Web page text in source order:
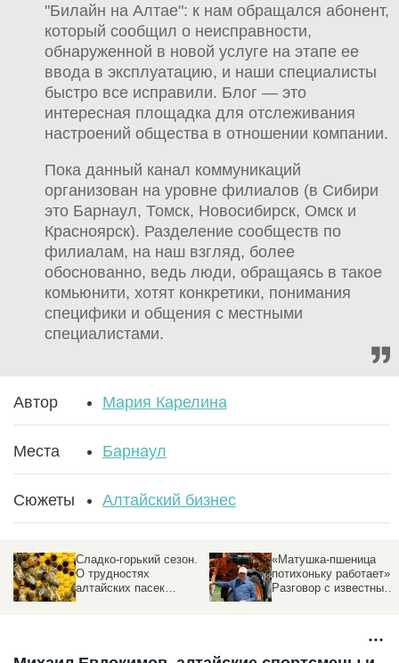
"Билайн на Алтае": к нам обращался абонент,
который сообщил о неисправности,
обнаруженной в новой услуге на этапе ее
ввода в эксплуатацию, и наши специалисты
быстро все исправили. Блог — это
интересная площадка для отслеживания
настроений общества в отношении компании.
Пока данный канал коммуникаций
организован на уровне филиалов (в Сибири
это Барнаул, Томск, Новосибирск, Омск и
Красноярск). Разделение сообществ по
филиалам, на наш взгляд, более
обоснованно, ведь люди, обращаясь в такое
комьюнити, хотят конкретики, понимания
специфики и общения с местными
специалистами.
Автор Мария Карелина
Места Барнаул
Сюжеты Алтайский бизнес
Сладко-горький сезон.
О трудностях
алтайских пасек
«Матушка-пшеница
потихоньку работает».
Разговор с известным